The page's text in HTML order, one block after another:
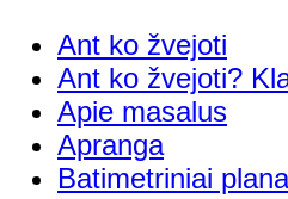
Ant ko žvejoti
Ant ko žvejoti?
Apie masalus
Apranga
Batimetriniai